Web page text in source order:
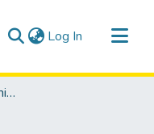
Log In (current)
Facultad de Ciencias Administrativas